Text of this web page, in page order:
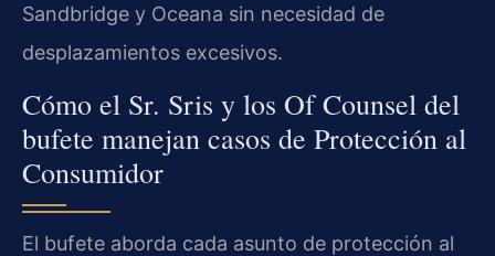
Sandbridge y Oceana sin necesidad de
desplazamientos excesivos.
Cómo el Sr. Sris y los Of Counsel del
bufete manejan casos de Protección al
Consumidor
El bufete aborda cada asunto de protección al